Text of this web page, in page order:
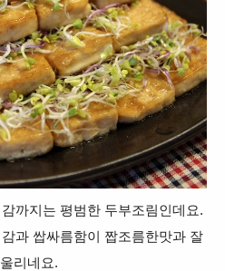
까지는 평범한 두부조림인데요.
과 쌉싸름함이 짭조름한맛과 잘
리네요.